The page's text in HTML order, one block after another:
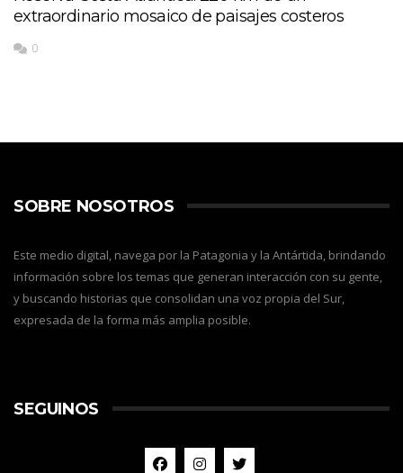
extraordinario mosaico de paisajes costeros
0
SOBRE NOSOTROS
Este medio digital, navega por la Patagonia y la Antártida, brindando
información sobre los temas que generan interacción con su gente,
y buscando historias que consolidan una voz propia del Sur,
expresada de la forma más amplia posible.
SEGUINOS